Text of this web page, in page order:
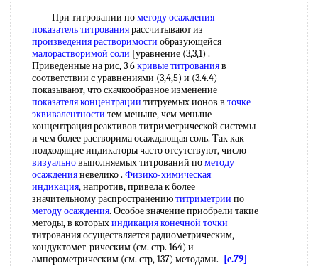
При титровании пометоду осаждения
показатель титрованиярассчитывают из
произведения растворимости образующейся
малорастворимой соли [уравнение (3,3,1) .
Приведенные на рис, 3 6кривые титрованияв
соответствии с уравнениями (3,4,5) и (3.4.4)
показывают, что скачкообразное изменение
показателя концентрации титруемых ионов в точке
эквивалентности тем меньше, чем меньше
концентрация реактивов титриметрической системы
и чем более растворима осаждающая соль. Так как
подходящие индикаторы часто отсутствуют, число
визуальновыполняемых титрований пометоду
осажденияневелико . Физико-химическая
индикация, напротив, привела к более
значительному распространениютитриметрии по
методу осаждения. Особое значение приобрели такие
методы, в которыхиндикация конечной точки
титрования осуществляется радиометрическим,
кондуктомет-рическим (см. стр. 164) и
амперометрическим (см. стр, 137) методами.
[c.79]